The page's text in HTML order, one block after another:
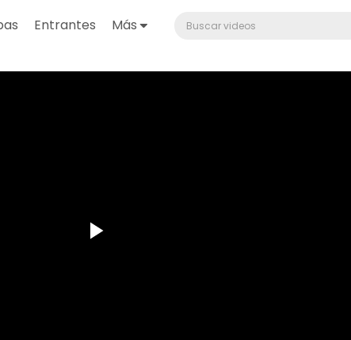
Entrantes Más